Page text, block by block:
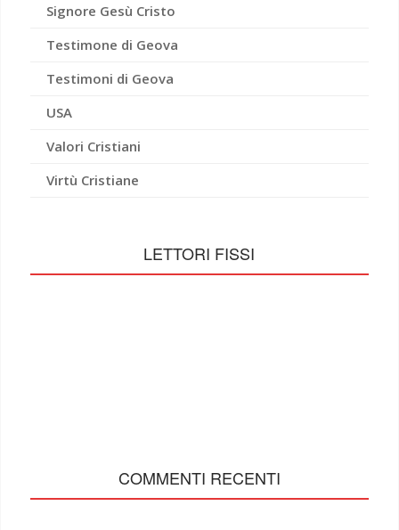
Signore Gesù Cristo
Testimone di Geova
Testimoni di Geova
USA
Valori Cristiani
Virtù Cristiane
LETTORI FISSI
COMMENTI RECENTI